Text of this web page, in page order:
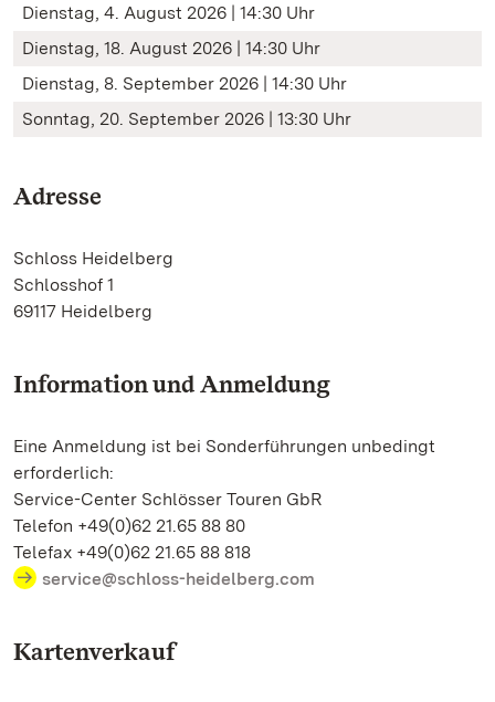
Dienstag, 4. August 2026 | 14:30 Uhr
Dienstag, 18. August 2026 | 14:30 Uhr
Dienstag, 8. September 2026 | 14:30 Uhr
Sonntag, 20. September 2026 | 13:30 Uhr
Adresse
Schloss Heidelberg
Schlosshof 1
69117 Heidelberg
Information und Anmeldung
Eine Anmeldung ist bei Sonderführungen unbedingt
erforderlich:
Service-Center Schlösser Touren GbR
Telefon +49(0)62 21.65 88 80
Telefax +49(0)62 21.65 88 818
service@schloss-heidelberg.com
Kartenverkauf